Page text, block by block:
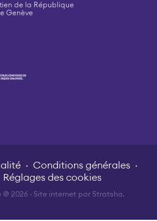
de la République
Genève
Conditions générales
Réglages des cookies
2026 · Site internet par Stratsha.